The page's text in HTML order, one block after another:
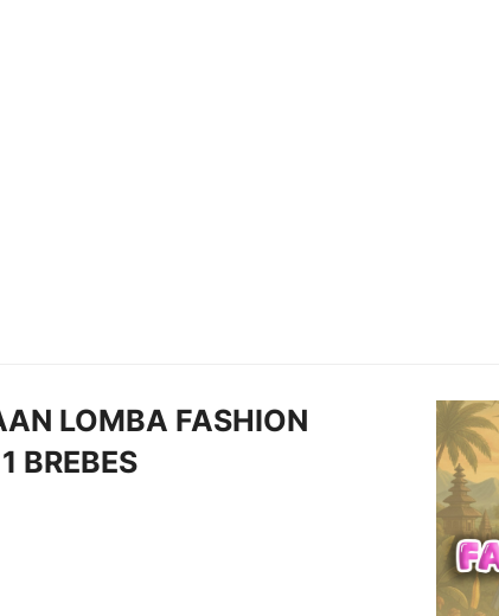
LOMBA FASHION
BREBES